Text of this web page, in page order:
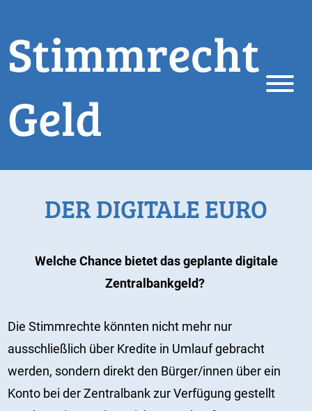
Stimmrecht
Geld
DER DIGITALE EURO
Welche Chance bietet das geplante digitale
Zentralbankgeld?
Die Stimmrechte könnten nicht mehr nur
ausschließlich über Kredite in Umlauf gebracht
werden, sondern direkt den Bürger/innen über ein
Konto bei der Zentralbank zur Verfügung gestellt